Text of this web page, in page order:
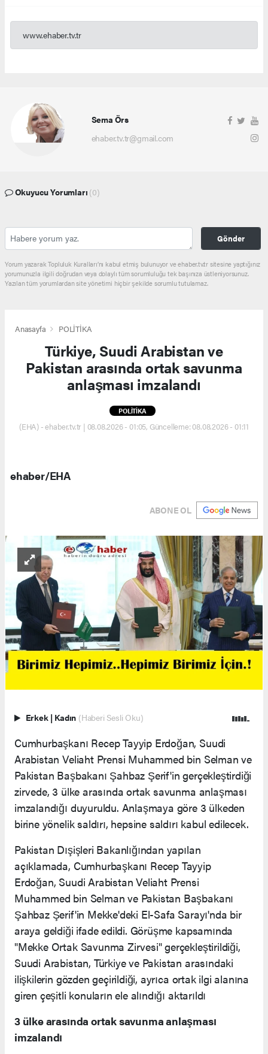
www.ehaber.tv.tr
Sema Örs
ehaber.tv.tr@gmail.com
Okuyucu Yorumları (0)
Gönder
Yorum yazarak Topluluk Kuralları’nı kabul etmiş bulunuyor ve ehaber.tv.tr sitesine yaptığınız
yorumunuzla ilgili doğrudan veya dolaylı tüm sorumluluğu tek başınıza üstleniyorsunuz.
Yazılan tüm yorumlardan site yönetimi hiçbir şekilde sorumlu tutulamaz.
Anasayfa POLİTİKA
Türkiye, Suudi Arabistan ve
Pakistan arasında ortak savunma
anlaşması imzalandı
POLİTİKA
(EHA) - ehaber.tv.tr | 08.08.2026 - 01:05, Güncelleme: 08.08.2026 - 01:11
ehaber/EHA
ABONE OL
Erkek | Kadın (Haberi Sesli Oku)
Cumhurbaşkanı Recep Tayyip Erdoğan, Suudi
Arabistan Veliaht Prensi Muhammed bin Selman ve
Pakistan Başbakanı Şahbaz Şerif'in gerçekleştirdiği
zirvede, 3 ülke arasında ortak savunma anlaşması
imzalandığı duyuruldu. Anlaşmaya göre 3 ülkeden
birine yönelik saldırı, hepsine saldırı kabul edilecek.
Pakistan Dışişleri Bakanlığından yapılan
açıklamada, Cumhurbaşkanı Recep Tayyip
Erdoğan, Suudi Arabistan Veliaht Prensi
Muhammed bin Selman ve Pakistan Başbakanı
Şahbaz Şerif'in Mekke'deki El-Safa Sarayı'nda bir
araya geldiği ifade edildi. Görüşme kapsamında
"Mekke Ortak Savunma Zirvesi" gerçekleştirildiği,
Suudi Arabistan, Türkiye ve Pakistan arasındaki
ilişkilerin gözden geçirildiği, ayrıca ortak ilgi alanına
giren çeşitli konuların ele alındığı aktarıldı
3 ülke arasında ortak savunma anlaşması
imzalandı